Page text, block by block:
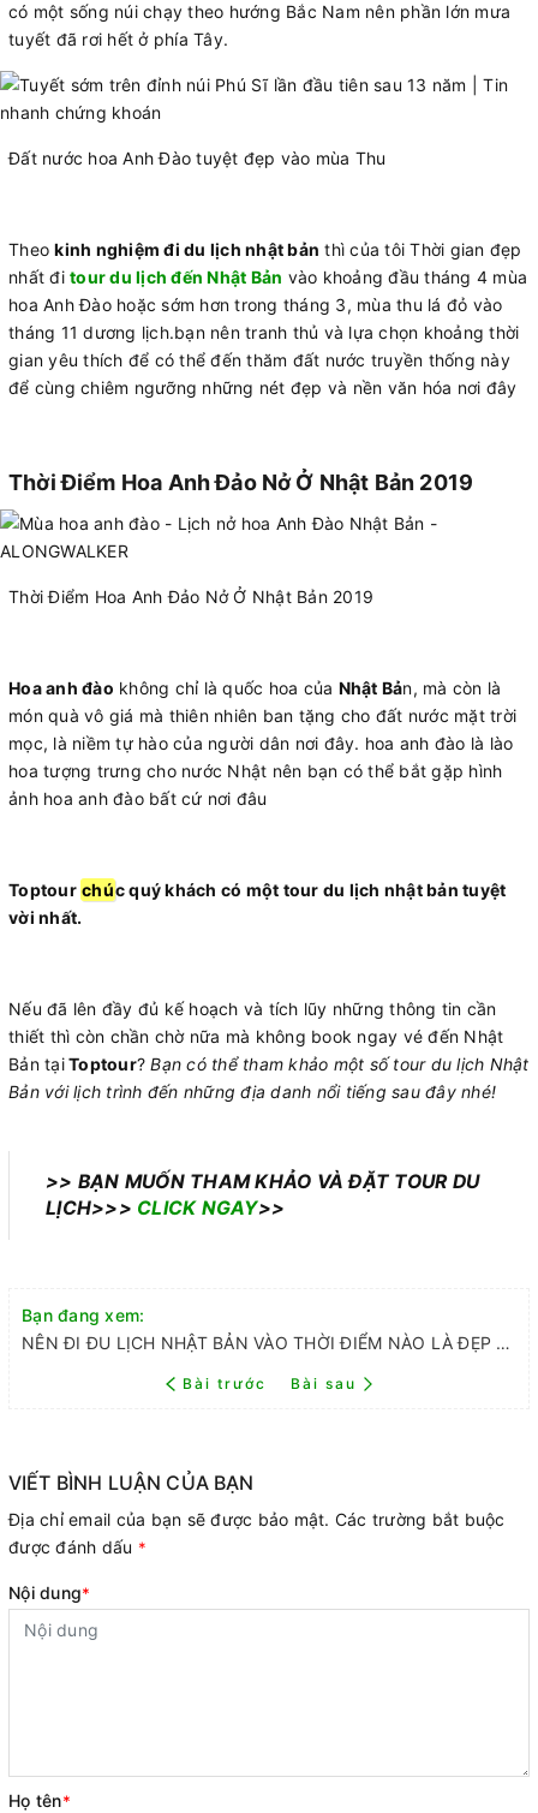
có một sống núi chạy theo hướng Bắc Nam nên phần lớn mưa
tuyết đã rơi hết ở phía Tây.
Đất nước hoa Anh Đào tuyệt đẹp vào mùa Thu
Theokinh nghiệm đi du lịch nhật bản thì của tôi Thời gian đẹp
nhất đi tour du lịch đến Nhật Bản vào khoảng đầu tháng 4 mùa
hoa Anh Đào hoặc sớm hơn trong tháng 3, mùa thu lá đỏ vào
tháng 11 dương lịch.bạn nên tranh thủ và lựa chọn khoảng thời
gian yêu thích để có thể đến thăm đất nước truyền thống này
để cùng chiêm ngưỡng những nét đẹp và nền văn hóa nơi đây
Thời Điểm Hoa Anh Đảo Nở Ở Nhật Bản 2019
Thời Điểm Hoa Anh Đảo Nở Ở Nhật Bản 2019
Hoa anh đào không chỉ là quốc hoa của Nhật Bản, mà còn là
món quà vô giá mà thiên nhiên ban tặng cho đất nước mặt trời
mọc, là niềm tự hào của người dân nơi đây. hoa anh đào là lào
hoa tượng trưng cho nước Nhật nên bạn có thể bắt gặp hình
ảnh hoa anh đào bất cứ nơi đâu
Toptour chúc quý khách có một tour du lịch nhật bản tuyệt
vời nhất.
Nếu đã lên đầy đủ kế hoạch và tích lũy những thông tin cần
thiết thì còn chần chờ nữa mà không book ngay vé đến Nhật
Bản tạiToptour?Bạn có thể tham khảo một số tour du lịch Nhật
Bản với lịch trình đến những địa danh nổi tiếng sau đây nhé!
>> BẠN MUỐN THAM KHẢO VÀ ĐẶT TOUR DU
LỊCH>>> CLICK NGAY>>
Bạn đang xem:
NÊN ĐI ĐU LỊCH NHẬT BẢN VÀO THỜI ĐIỂM NÀO LÀ ĐẸP NHẤT
Bài trước Bài sau
VIẾT BÌNH LUẬN CỦA BẠN
Địa chỉ email của bạn sẽ được bảo mật. Các trường bắt buộc
được đánh dấu *
Nội dung*
Họ tên*